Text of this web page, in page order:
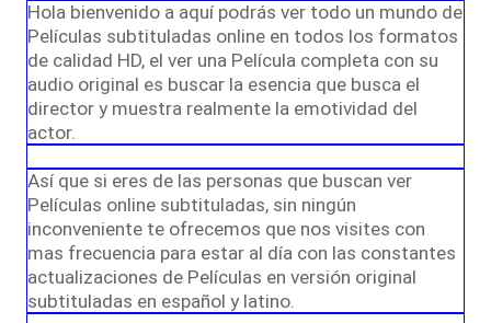
Hola bienvenido a aquí podrás ver todo un mundo de
Películas subtituladas online en todos los formatos
de calidad HD, el ver una Película completa con su
audio original es buscar la esencia que busca el
director y muestra realmente la emotividad del
actor.
Así que si eres de las personas que buscan ver
Películas online subtituladas, sin ningún
inconveniente te ofrecemos que nos visites con
mas frecuencia para estar al día con las constantes
actualizaciones de Películas en versión original
subtituladas en español y latino.